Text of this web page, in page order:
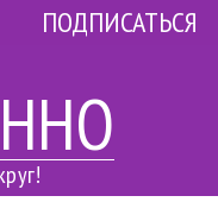
ПОДПИСАТЬСЯ